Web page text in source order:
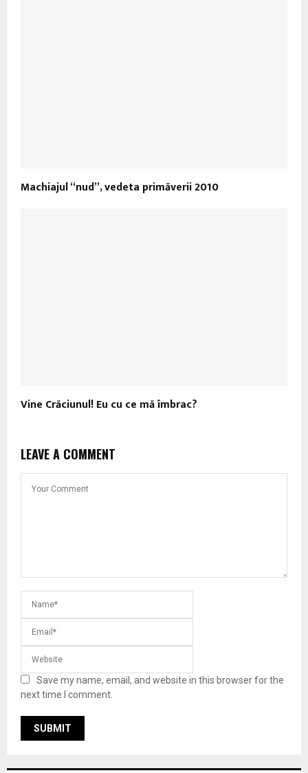
Machiajul “nud”, vedeta primăverii 2010
Vine Crăciunul! Eu cu ce mă îmbrac?
LEAVE A COMMENT
Save my name, email, and website in this browser for the
next time I comment.